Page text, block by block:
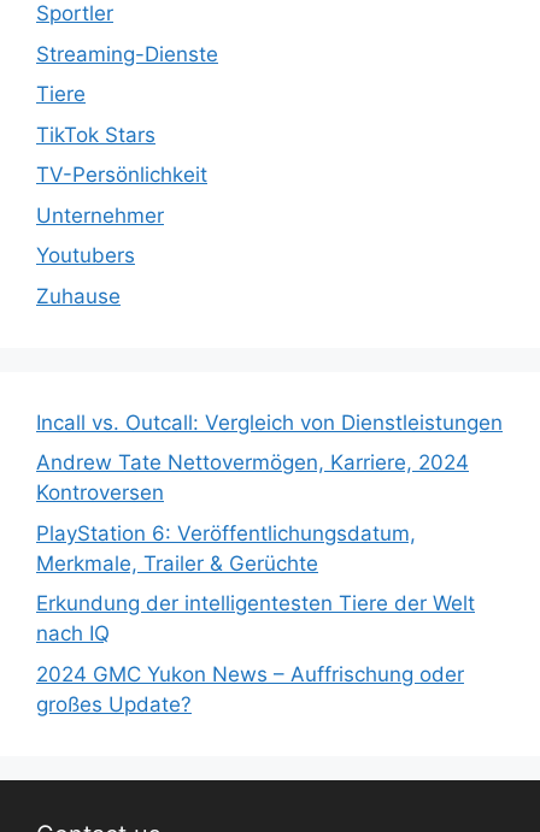
Sportler
Streaming-Dienste
Tiere
TikTok Stars
TV-Persönlichkeit
Unternehmer
Youtubers
Zuhause
Incall vs. Outcall: Vergleich von Dienstleistungen
Andrew Tate Nettovermögen, Karriere, 2024
Kontroversen
PlayStation 6: Veröffentlichungsdatum,
Merkmale, Trailer & Gerüchte
Erkundung der intelligentesten Tiere der Welt
nach IQ
2024 GMC Yukon News – Auffrischung oder
großes Update?